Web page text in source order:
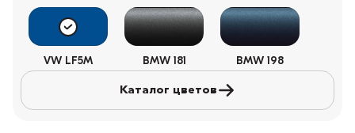
VW LF5M BMW 181 BMW 198
Каталог цветов